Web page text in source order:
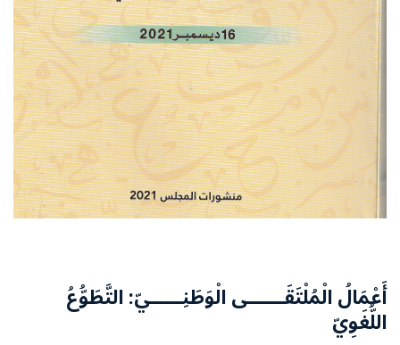
أَعْمَالُ الْمُلْتَقَـــــــى الْوَطَنِــــــيّ: التَّطَوُّعُ
اللُّغَوِيّ